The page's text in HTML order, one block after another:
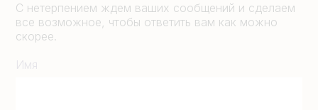
С нетерпением ждем ваших сообщений и сделаем
все возможное, чтобы ответить вам как можно
скорее.
Имя